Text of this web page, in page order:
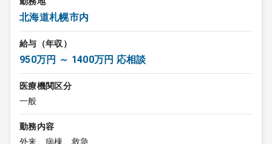
北海道札幌市内
給与（年収）
950万円 ～ 1400万円 応相談
医療機関区分
一般
勤務内容
外来、病棟、救急